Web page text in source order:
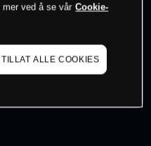
mer ved å se vår Cookie-
TILLAT ALLE COOKIES